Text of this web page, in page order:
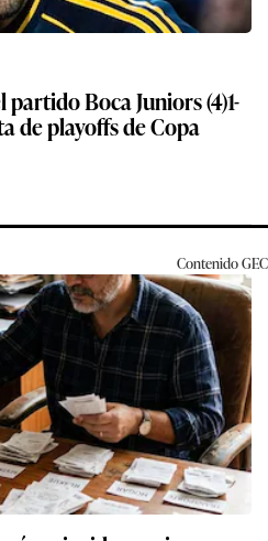
Boca Juniors (4)1-
de playoffs de Copa
ContenidoGEC